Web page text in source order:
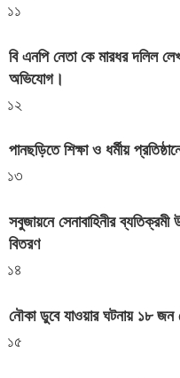
১১
বি এনপি নেতা কে মারধর দলিল
অভিযোগ। ‎
১২
পানছড়িতে শিক্ষা ও ধর্মীয়
১৩
সবুজায়নে সেনাবাহিনীর
বিতরণ
১৪
নৌকা ডুবে যাওয়ার ঘটনায় ১৮ জন
১৫